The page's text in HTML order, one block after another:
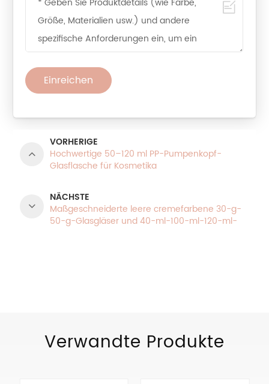
Einreichen
VORHERIGE
Hochwertige 50–120 ml PP-Pumpenkopf-
Glasflasche für Kosmetika
NÄCHSTE
Maßgeschneiderte leere cremefarbene 30-g-
50-g-Glasgläser und 40-ml-100-ml-120-ml-
Verwandte Produkte